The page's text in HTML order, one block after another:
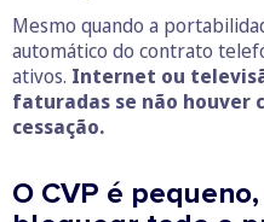
Mesmo quando a
automático do contrato
ativos. Internet ou
faturadas se não houver
cessação.
O CVP é